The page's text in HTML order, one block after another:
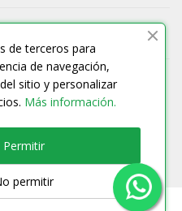

de terceros para
de navegación,
sitio y personalizar
Más información.
Permitir
permitir